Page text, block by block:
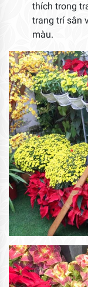
thích trong
trang trí sân
màu.